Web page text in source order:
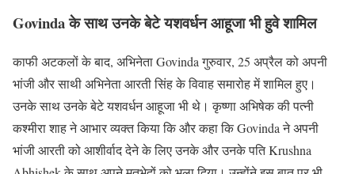
Govindaके साथ उनके बेटे यशवर्धन आहूजा भी हुवे शामिल
काफी अटकलों के बाद, अभिनेता Govinda गुरुवार, 25 अप्रैल को अपनी
भांजी और साथी अभिनेता आरती सिंह के विवाह समारोह में शामिल हुए।
उनके साथ उनके बेटे यशवर्धन आहूजा भी थे। कृष्णा अभिषेक की पत्नी
कश्मीरा शाह ने आभार व्यक्त किया कि और कहा कि Govinda ने अपनी
भांजी आरती को आशीर्वाद देने के लिए उनके और उनके पति Krushna